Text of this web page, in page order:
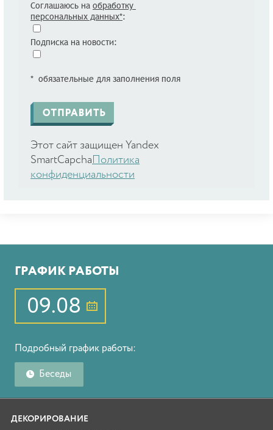
Соглашаюсь на обработку
персональных данных*:
Подписка на новости:
* обязательные для заполнения поля
Этот сайт защищен Yandex
SmartCapcha Политика
конфиденциальности
ГРАФИК РАБОТЫ
09.08
Подробный график работы:
Беседы
ДЕКОРИРОВАНИЕ